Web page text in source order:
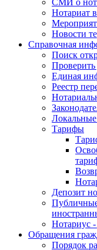
Нотариат
Новости
Справочная
Поиск
Проверить
Единая
Реестр
Тарифы
Депозит
Нотариус
Обращения
Порядок